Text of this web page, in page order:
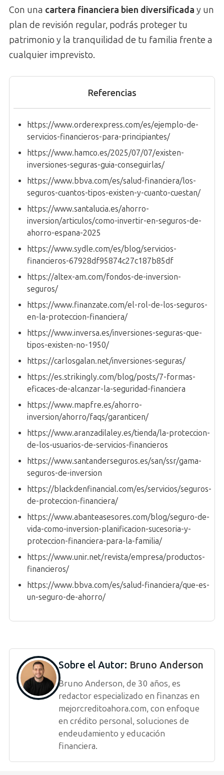
Con una cartera financiera bien diversificada y un
plan de revisión regular, podrás proteger tu
patrimonio y la tranquilidad de tu familia frente a
cualquier imprevisto.
Referencias
https://www.orderexpress.com/es/ejemplo-de-
servicios-financieros-para-principiantes/
https://www.hamco.es/2025/07/07/existen-
inversiones-seguras-guia-conseguirlas/
https://www.bbva.com/es/salud-financiera/los-
seguros-cuantos-tipos-existen-y-cuanto-cuestan/
https://www.santalucia.es/ahorro-
inversion/articulos/como-invertir-en-seguros-de-
ahorro-espana-2025
https://www.sydle.com/es/blog/servicios-
financieros-67928df95874c27c187b85df
https://altex-am.com/fondos-de-inversion-
seguros/
https://www.finanzate.com/el-rol-de-los-seguros-
en-la-proteccion-financiera/
https://www.inversa.es/inversiones-seguras-que-
tipos-existen-no-1950/
https://carlosgalan.net/inversiones-seguras/
https://es.strikingly.com/blog/posts/7-formas-
eficaces-de-alcanzar-la-seguridad-financiera
https://www.mapfre.es/ahorro-
inversion/ahorro/faqs/garanticen/
https://www.aranzadilaley.es/tienda/la-proteccion-
de-los-usuarios-de-servicios-financieros
https://www.santanderseguros.es/san/ssr/gama-
seguros-de-inversion
https://blackdenfinancial.com/es/servicios/seguros-
de-proteccion-financiera/
https://www.abanteasesores.com/blog/seguro-de-
vida-como-inversion-planificacion-sucesoria-y-
proteccion-financiera-para-la-familia/
https://www.unir.net/revista/empresa/productos-
financieros/
https://www.bbva.com/es/salud-financiera/que-es-
un-seguro-de-ahorro/
Sobre el Autor: Bruno Anderson
Bruno Anderson, de 30 años, es
redactor especializado en finanzas en
mejorcreditoahora.com, con enfoque
en crédito personal, soluciones de
endeudamiento y educación
financiera.